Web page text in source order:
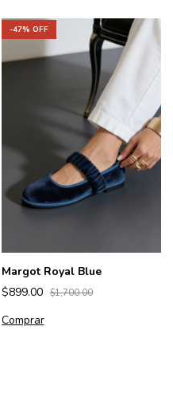
-47% OFF
Margot Royal Blue
$899.00 $1,700.00
Comprar